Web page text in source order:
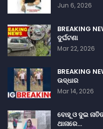
Jun 6, 2026
BREAKING
ଦୁର୍ଘଟଣା
Mar 22, 2026
BREAKING
ଉଦ୍ଧାର
Mar 14, 2026
ବୋହୂ ଓ ଦୁଇ
ଥାନାରେ…